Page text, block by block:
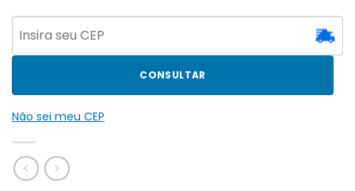
CONSULTAR
Não sei meu CEP